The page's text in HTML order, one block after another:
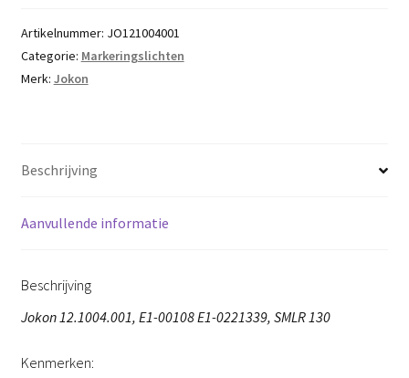
Artikelnummer: JO121004001
Categorie: Markeringslichten
Merk: Jokon
Beschrijving
Aanvullende informatie
Beschrijving
Jokon 12.1004.001, E1-00108 E1-0221339, SMLR 130
Kenmerken: